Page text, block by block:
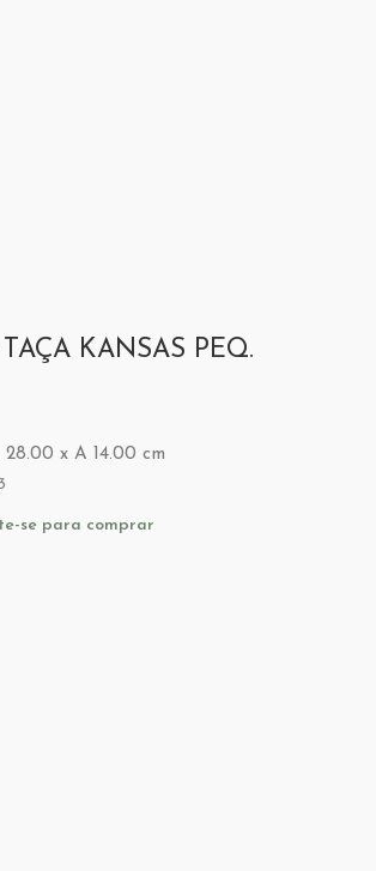
KANSAS PEQ.
28.00 x A 14.00 cm
se para comprar